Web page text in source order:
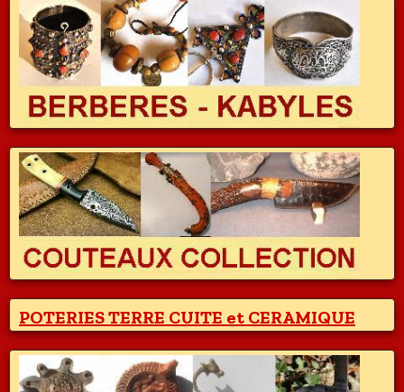
POTERIES TERRE CUITE et CERAMIQUE